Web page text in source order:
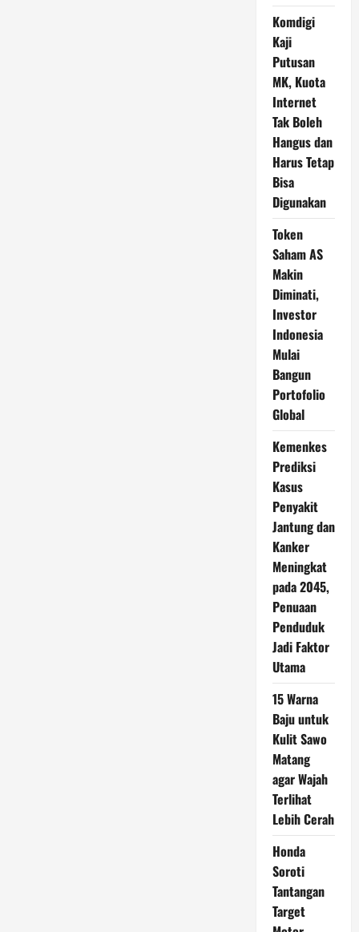
Komdigi
Kaji
Putusan
MK, Kuota
Internet
Tak Boleh
Hangus dan
Harus Tetap
Bisa
Digunakan
Token
Saham AS
Makin
Diminati,
Investor
Indonesia
Mulai
Bangun
Portofolio
Global
Kemenkes
Prediksi
Kasus
Penyakit
Jantung dan
Kanker
Meningkat
pada 2045,
Penuaan
Penduduk
Jadi Faktor
Utama
15 Warna
Baju untuk
Kulit Sawo
Matang
agar Wajah
Terlihat
Lebih Cerah
Honda
Soroti
Tantangan
Target